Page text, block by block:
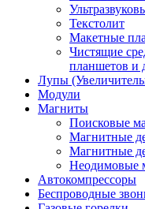
Текстолит
Макетные
Чистящие
планшетов и
Лупы
Модули
Магниты
Поисковые
Магнитные
Магнитные
Неодимовые
Автокомпрессоры
Беспроводные